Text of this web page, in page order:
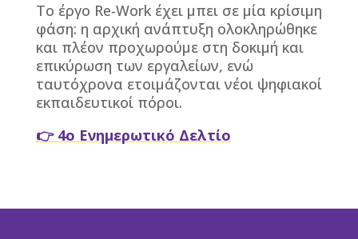
Το έργο Re-Work έχει μπει σε μία κρίσιμη
φάση: η αρχική ανάπτυξη ολοκληρώθηκε
και πλέον προχωρούμε στη δοκιμή και
επικύρωση των εργαλείων, ενώ
ταυτόχρονα ετοιμάζονται νέοι ψηφιακοί
εκπαιδευτικοί πόροι.
👉 4ο Ενημερωτικό Δελτίο